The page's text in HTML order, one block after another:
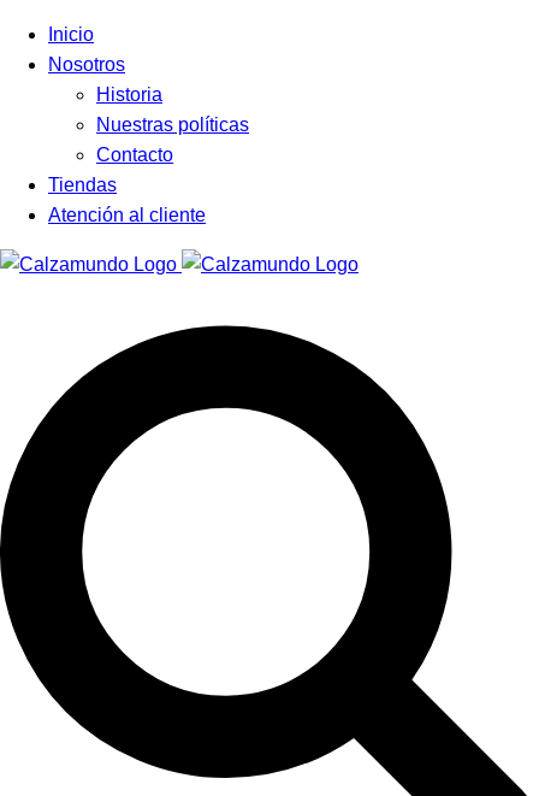
Facebook
Instagram
Tiktok
Inicio
Nosotros
Historia
Nuestras políticas
Contacto
Tiendas
Atención al cliente